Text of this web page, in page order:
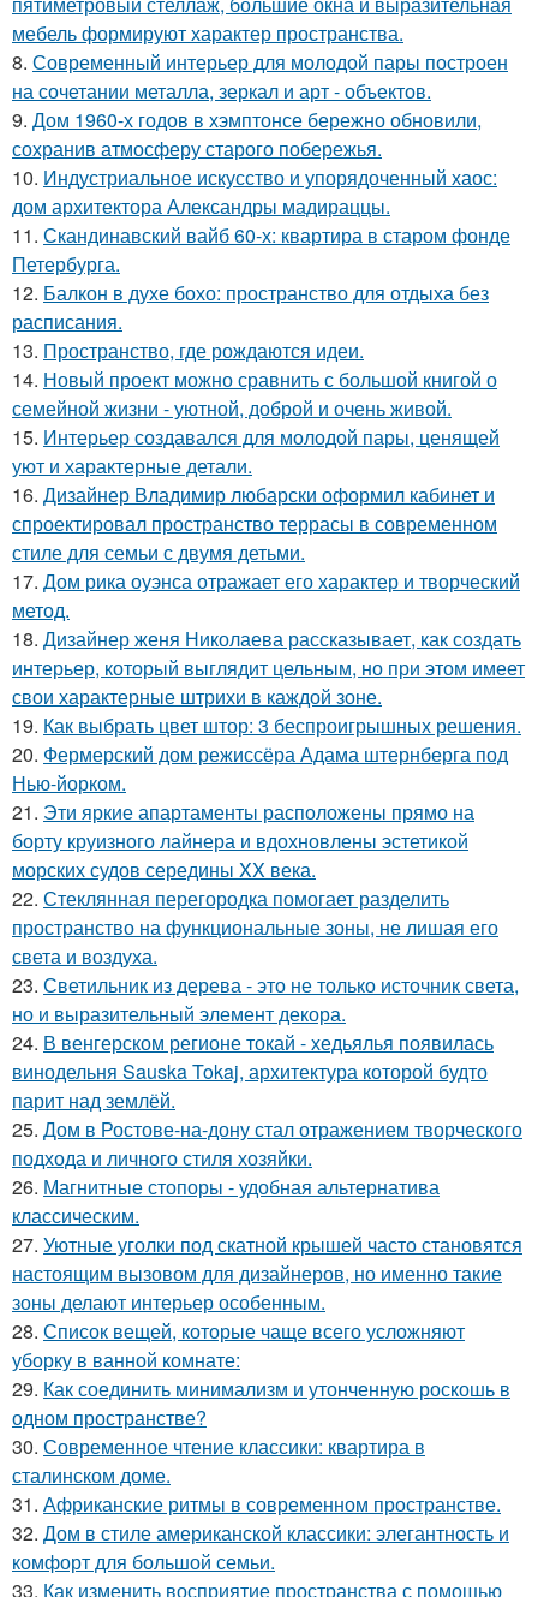
мебель формируют характер пространства.
8. Современный интерьер для молодой пары построен
на сочетании металла, зеркал и арт - объектов.
9. Дом 1960-х годов в хэмптонсе бережно обновили,
сохранив атмосферу старого побережья.
10. Индустриальное искусство и упорядоченный хаос:
дом архитектора Александры мадираццы.
11. Скандинавский вайб 60-х: квартира в старом фонде
Петербурга.
12. Балкон в духе бохо: пространство для отдыха без
расписания.
13. Пространство, где рождаются идеи.
14. Новый проект можно сравнить с большой книгой о
семейной жизни - уютной, доброй и очень живой.
15. Интерьер создавался для молодой пары, ценящей
уют и характерные детали.
16. Дизайнер Владимир любарски оформил кабинет и
спроектировал пространство террасы в современном
стиле для семьи с двумя детьми.
17. Дом рика оуэнса отражает его характер и творческий
метод.
18. Дизайнер женя Николаева рассказывает, как создать
интерьер, который выглядит цельным, но при этом имеет
свои характерные штрихи в каждой зоне.
19. Как выбрать цвет штор: 3 беспроигрышных решения.
20. Фермерский дом режиссёра Адама штернберга под
Нью-йорком.
21. Эти яркие апартаменты расположены прямо на
борту круизного лайнера и вдохновлены эстетикой
морских судов середины XX века.
22. Стеклянная перегородка помогает разделить
пространство на функциональные зоны, не лишая его
света и воздуха.
23. Светильник из дерева - это не только источник света,
но и выразительный элемент декора.
24. В венгерском регионе токай - хедьялья появилась
винодельня Sauska Tokaj, архитектура которой будто
парит над землёй.
25. Дом в Ростове-на-дону стал отражением творческого
подхода и личного стиля хозяйки.
26. Магнитные стопоры - удобная альтернатива
классическим.
27. Уютные уголки под скатной крышей часто становятся
настоящим вызовом для дизайнеров, но именно такие
зоны делают интерьер особенным.
28. Список вещей, которые чаще всего усложняют
уборку в ванной комнате:
29. Как соединить минимализм и утонченную роскошь в
одном пространстве?
30. Современное чтение классики: квартира в
сталинском доме.
31. Африканские ритмы в современном пространстве.
32. Дом в стиле американской классики: элегантность и
комфорт для большой семьи.
33. Как изменить восприятие пространства с помощью